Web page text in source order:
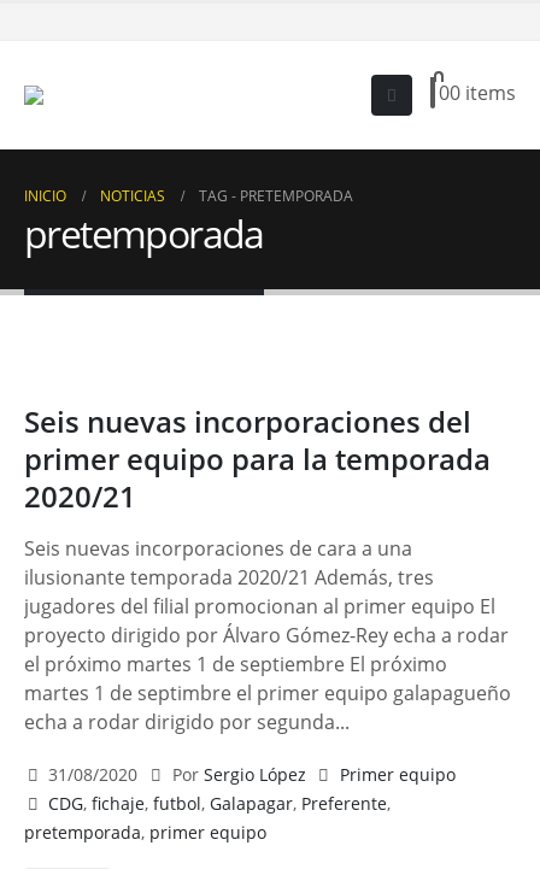
00 items
INICIO NOTICIAS TAG - PRETEMPORADA
pretemporada
Seis nuevas incorporaciones del
primer equipo para la temporada
2020/21
Seis nuevas incorporaciones de cara a una
ilusionante temporada 2020/21 Además, tres
jugadores del filial promocionan al primer equipo El
proyecto dirigido por Álvaro Gómez-Rey echa a rodar
el próximo martes 1 de septiembre El próximo
martes 1 de septimbre el primer equipo galapagueño
echa a rodar dirigido por segunda...
31/08/2020 Por Sergio López
Primer equipo
CDG,fichaje,futbol,Galapagar, Preferente,
pretemporada, primer equipo